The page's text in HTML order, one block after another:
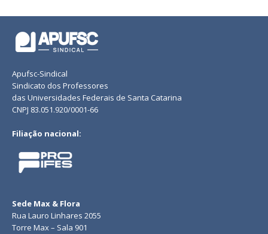
Apufsc-Sindical
Sindicato dos Professores
das Universidades Federais de Santa Catarina
CNPJ 83.051.920/0001-66
Filiação nacional:
Sede Max & Flora
Rua Lauro Linhares 2055
Torre Max – Sala 901